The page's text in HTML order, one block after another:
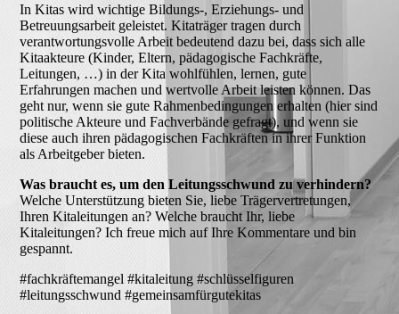
In Kitas wird wichtige Bildungs-, Erziehungs- und
Betreuungsarbeit geleistet. Kitaträger tragen durch
verantwortungsvolle Arbeit bedeutend dazu bei, dass sich alle
Kitaakteure (Kinder, Eltern, pädagogische Fachkräfte,
Leitungen, …) in der Kita wohlfühlen, lernen, gute
Erfahrungen machen und wertvolle Arbeit leisten können. Das
geht nur, wenn sie gute Rahmenbedingungen erhalten (hier sind
politische Akteure und Fachverbände gefragt), und wenn sie
diese auch ihren pädagogischen Fachkräften in ihrer Funktion
als Arbeitgeber bieten.
Was braucht es, um den Leitungsschwund zu verhindern?
Welche Unterstützung bieten Sie, liebe Trägervertretungen,
Ihren Kitaleitungen an? Welche braucht Ihr, liebe
Kitaleitungen? Ich freue mich auf Ihre Kommentare und bin
gespannt.
#fachkräftemangel #kitaleitung #schlüsselfiguren
#leitungsschwund #gemeinsamfürgutekitas